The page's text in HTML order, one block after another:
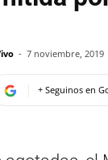
- 7 noviembre, 2019
+ Seguinos en